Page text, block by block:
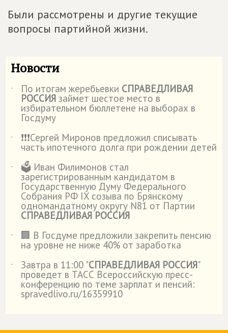
Были рассмотрены и другие текущие
вопросы партийной жизни.
Новости
˙ По итогам жеребьевки СПРАВЕДЛИВАЯ
РОССИЯ займет шестое место в
избирательном бюллетене на выборах в
Госдуму
˙
❗️❗️❗️Сергей Миронов предложил списывать
часть ипотечного долга при рождении детей
˙
🗳️ Иван Филимонов стал
зарегистрированным кандидатом в
Государственную Думу Федерального
Собрания РФ IX созыва по Брянскому
одномандатному округу N81 от Партии
СПРАВЕДЛИВАЯ РОССИЯ
˙
🏢 В Госдуме предложили закрепить пенсию
на уровне не ниже 40% от заработка
˙
Завтра в 11:00 "СПРАВЕДЛИВАЯ РОССИЯ"
проведет в ТАСС Всероссийскую пресс-
конференцию по теме зарплат и пенсий:
spravedlivo.ru/16359910